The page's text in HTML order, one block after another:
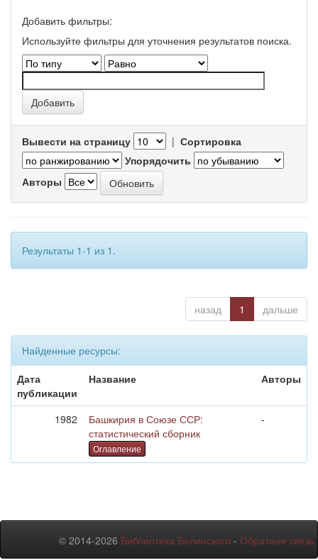
Добавить фильтры:
Используйте фильтры для уточнения результатов поиска.
Вывести на страницу | Сортировка
Упорядочить
Авторы
Результаты 1-1 из 1.
назад 1 дальше
Найденные ресурсы:
Дата
публикации
Название Авторы
1982
Башкирия в Союзе ССР:
статистический сборник
Оглавление
-
© 2014-2026 Библиотека Белинского - Обратная связь